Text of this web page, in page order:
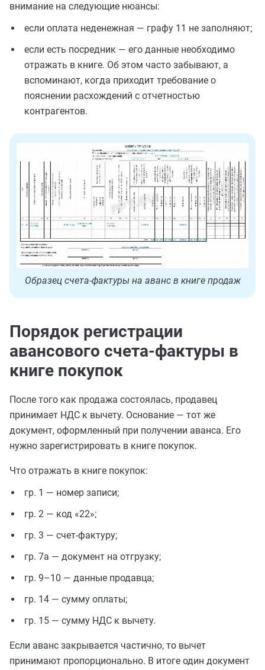
внимание на следующие нюансы:
если оплата неденежная — графу 11 не заполняют;
если есть посредник — его данные необходимо
отражать в книге. Об этом часто забывают, а
вспоминают, когда приходит требование о
пояснении расхождений с отчетностью
контрагентов.
Образец счета-фактуры на аванс в книге продаж
Порядок регистрации
авансового счета-фактуры в
книге покупок
После того как продажа состоялась, продавец
принимает НДС к вычету. Основание — тот же
документ, оформленный при получении аванса. Его
нужно зарегистрировать в книге покупок.
Что отражать в книге покупок:
гр. 1 — номер записи;
гр. 2 — код «22»;
гр. 3 — счет-фактуру;
гр. 7а — документ на отгрузку;
гр. 9–10 — данные продавца;
гр. 14 — сумму оплаты;
гр. 15 — сумму НДС к вычету.
Если аванс закрывается частично, то вычет
принимают пропорционально. В итоге один документ